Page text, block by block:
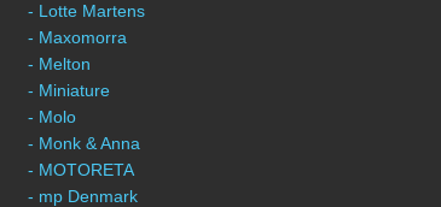
- Lotte Martens
- Maxomorra
- Melton
- Miniature
- Molo
- Monk & Anna
- MOTORETA
- mp Denmark